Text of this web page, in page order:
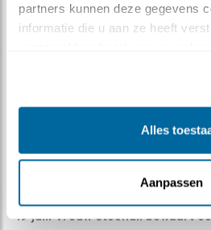
partners kunnen deze gegevens
informatie die u aan ze heeft
Alles
Aanpassen
Woelmuis voor
Geert | Geplaatst op 20 juli 2021,
|
609x
19 juli: Vrouw steenuil bewaart